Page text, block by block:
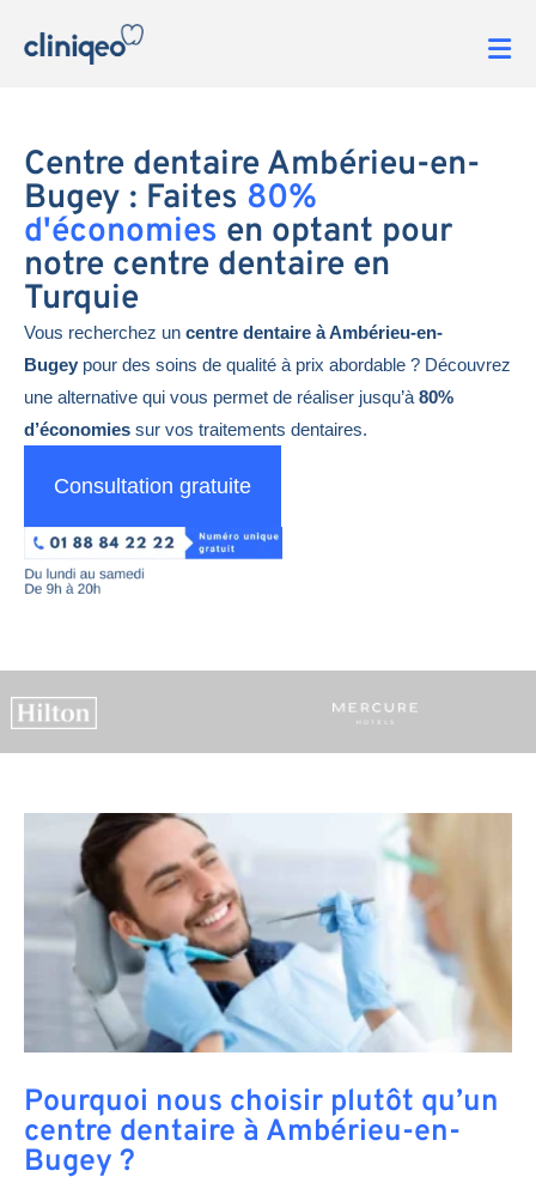
Centre dentaire Ambérieu-en-
Bugey : Faites 80%
d'économies en optant pour
notre centre dentaire en
Turquie
Vous recherchez un centre dentaire à Ambérieu-en-
Bugey pour des soins de qualité à prix abordable ? Découvrez
une alternative qui vous permet de réaliser jusqu’à 80%
d’économies sur vos traitements dentaires.
Consultation gratuite
Pourquoi nous choisir plutôt qu’un
centre dentaire à Ambérieu-en-
Bugey ?